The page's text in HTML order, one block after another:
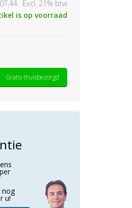
Excl. 21% btw
is op voorraad
Gratis thuisbezorgd
nog
u!